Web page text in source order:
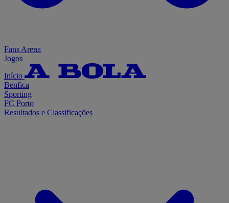
Fans Arena
Jogos
Início
Benfica
Sporting
FC Porto
Resultados e Classificações